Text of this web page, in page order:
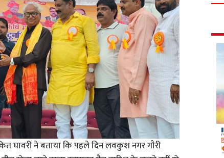
घावरी ने बताया कि पहले दिन लवकुश नगर गौरी